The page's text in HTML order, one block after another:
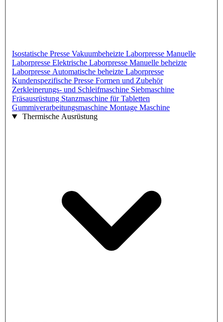
Isostatische Presse Vakuumbeheizte Laborpresse Manuelle
Laborpresse Elektrische Laborpresse Manuelle beheizte
Laborpresse Automatische beheizte Laborpresse
Kundenspezifische Presse Formen und Zubehör
Zerkleinerungs- und Schleifmaschine Siebmaschine
Fräsausrüstung Stanzmaschine für Tabletten
Gummiverarbeitungsmaschine Montage Maschine
Thermische Ausrüstung